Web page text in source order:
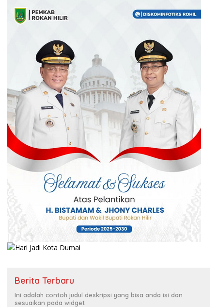
Berita Terbaru
Ini adalah contoh judul deskripsi yang bisa anda isi dan
sesuaikan pada widget